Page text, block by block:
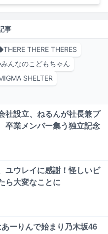
事
THERE THERE THERES
みんなのこどもちゃん
SHELTER
社設立、ねるんが社長兼プ
卒業メンバー集う独立記念
ユウレイに感謝！怪しいビ
ら大変なことに
ーりんで始まり乃木坂46